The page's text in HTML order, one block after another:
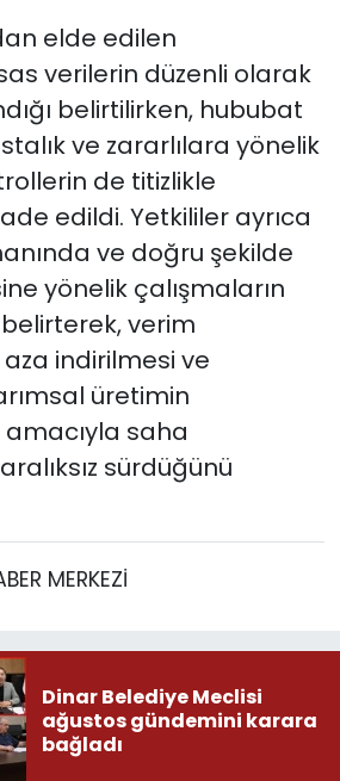
elde edilen
verilerin düzenli olarak
belirtilirken, hububat
ve zararlılara yönelik
de titizlikle
edildi. Yetkililer ayrıca
ve doğru şekilde
yönelik çalışmaların
verim
aza indirilmesi ve
üretimin
saha
sürdüğünü
MERKEZİ
Dinar Belediye Meclisi
ağustos gündemini karara
bağladı